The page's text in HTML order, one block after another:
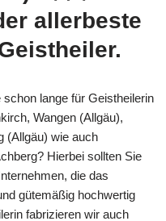
allerbeste
lange für Geistheilerin
Wangen (Allgäu),
(Allgäu) wie auch
Hierbei sollten Sie
die das
gütemäßig hochwertig
fabrizieren wir auch